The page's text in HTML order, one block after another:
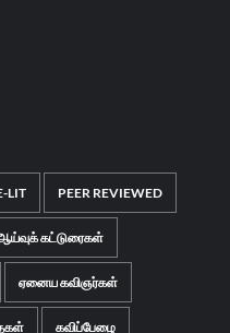
LIT PEER REVIEWED
கட்டுரைகள்
ஏனைய கவிஞர்கள்
கவிப்பேழை